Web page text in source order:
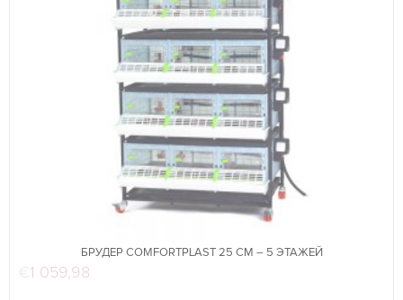
БРУДЕР COMFORTPLAST 25 СМ – 5 ЭТАЖЕЙ
€1 059,98